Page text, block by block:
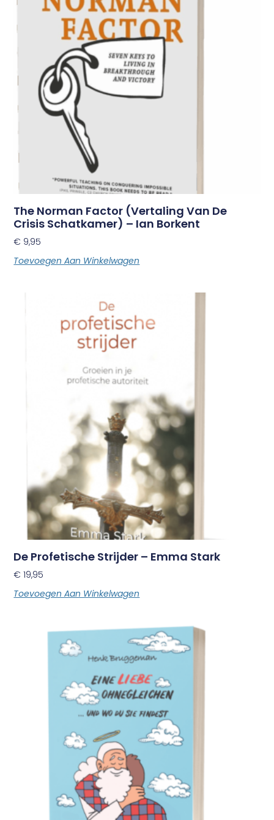
The Norman Factor (vertaling Van De
Crisis Schatkamer) – Ian Borkent
€ 9,95
Toevoegen Aan Winkelwagen
De Profetische Strijder – Emma Stark
€ 19,95
Toevoegen Aan Winkelwagen